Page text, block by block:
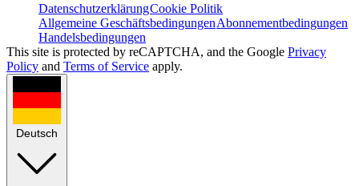
DatenschutzerklärungCookie Politik
Allgemeine GeschäftsbedingungenAbonnementbedingungen
Handelsbedingungen
This site is protected by reCAPTCHA, and the Google Privacy
Policy and Terms of Service apply.
Deutsch